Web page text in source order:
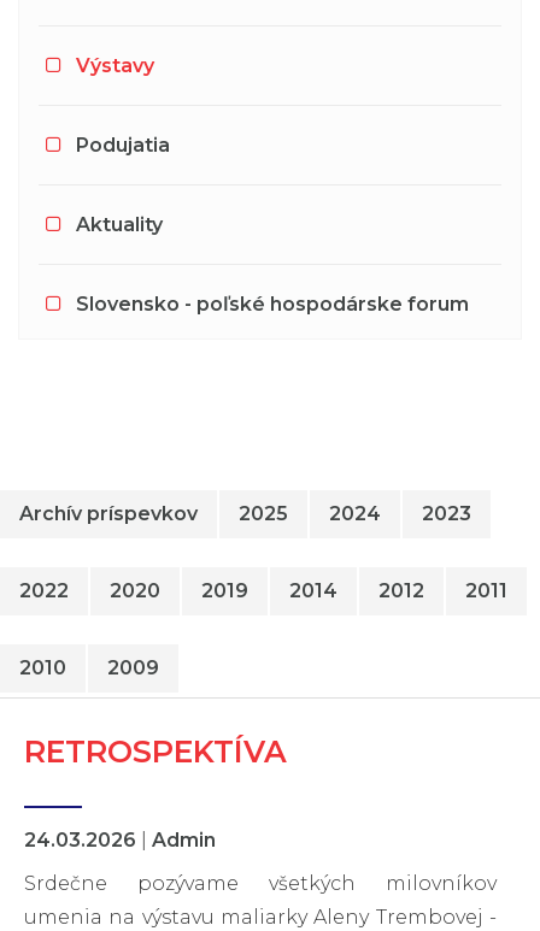
Výstavy
Podujatia
Aktuality
Slovensko - poľské hospodárske forum
Archív príspevkov 2025 2024 2023
2022 2020 2019 2014 2012 2011
2010 2009
RETROSPEKTÍVA
24.03.2026
Admin
Srdečne pozývame všetkých milovníkov
umenia na výstavu maliarky Aleny Trembovej -